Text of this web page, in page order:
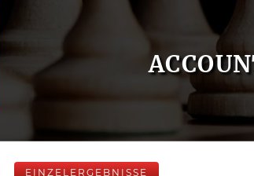
EINZELERGEBNISSE